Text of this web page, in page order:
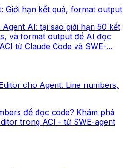
Giới hạn kết quả, format output
AI: tại sao giới hạn 50 kết
và format output để AI đọc
từ Claude Code và SWE-...
cho Agent: Line numbers,
để đọc code? Khám phá
trong ACI - từ SWE-agent